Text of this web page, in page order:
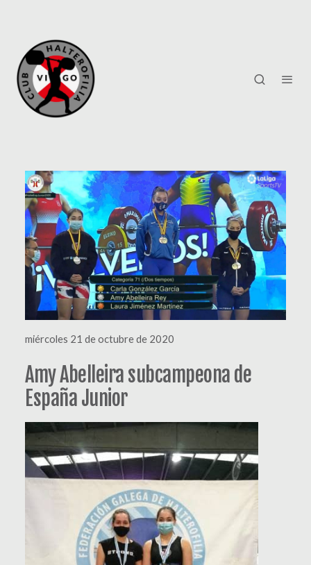
miércoles 21 de octubre de 2020
Amy Abelleira subcampeona de
España Junior